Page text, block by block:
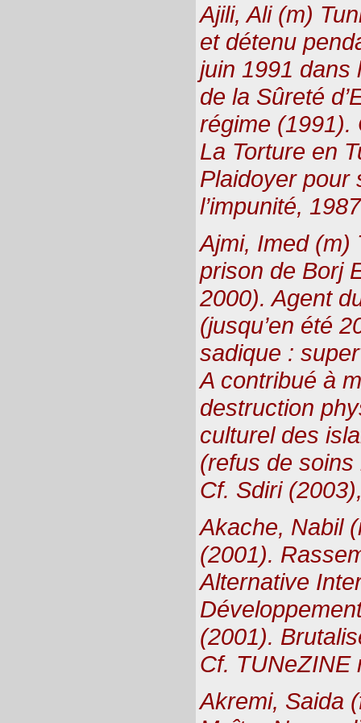
Ajili, Ali (m)
et détenu
juin 1991 dans
de la Sûreté
régime (1991).
La Torture en
Plaidoyer pour
l’impunité,
Ajmi, Imed (m)
prison de Borj
2000). Agent
(jusqu’en été
sadique :
A contribué à
destruction
culturel des
(refus de
Cf. Sdiri
Akache, Nabil
(2001).
Alternative
(2001).
Cf. TUNeZINE
Akremi, Saida